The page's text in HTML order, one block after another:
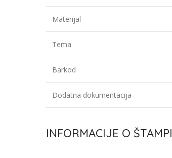
Materijal
Tema
Barkod
Dodatna dokumentacija
INFORMACIJE O ŠTAMPI